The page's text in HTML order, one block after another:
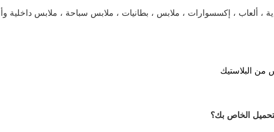
، ألعاب ، إكسسوارات ، ملابس ، بطانيات ، ملابس سباحة ، ملابس داخلية
البلاستيك